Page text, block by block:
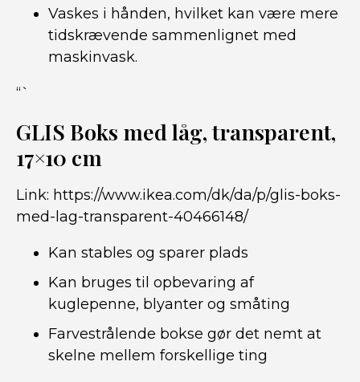
Vaskes i hånden, hvilket kan være mere
tidskrævende sammenlignet med
maskinvask.
“`
GLIS Boks med låg, transparent,
17×10 cm
Link: https://www.ikea.com/dk/da/p/glis-boks-
med-lag-transparent-40466148/
Kan stables og sparer plads
Kan bruges til opbevaring af
kuglepenne, blyanter og småting
Farvestrålende bokse gør det nemt at
skelne mellem forskellige ting